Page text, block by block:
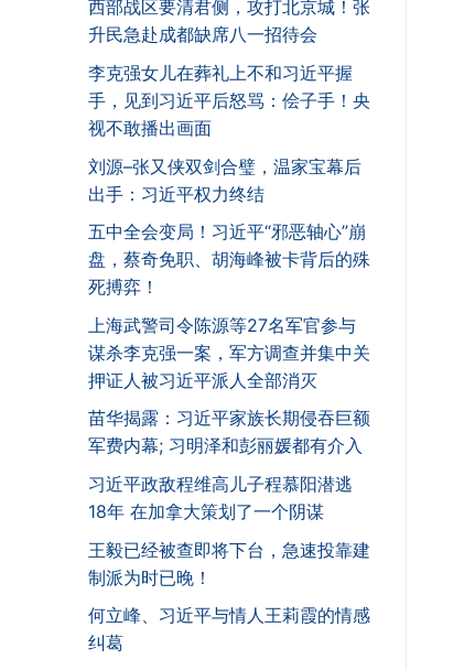
西部战区要清君侧，攻打北京城！张
升民急赴成都缺席八一招待会
李克强女儿在葬礼上不和习近平握
手，见到习近平后怒骂：侩子手！央
视不敢播出画面
刘源–张又侠双剑合璧，温家宝幕后
出手：习近平权力终结
五中全会变局！习近平“邪恶轴心”崩
盘，蔡奇免职、胡海峰被卡背后的殊
死搏弈！
上海武警司令陈源等27名军官参与
谋杀李克强一案，军方调查并集中关
押证人被习近平派人全部消灭
苗华揭露：习近平家族长期侵吞巨额
军费内幕; 习明泽和彭丽媛都有介入
习近平政敌程维高儿子程慕阳潜逃
18年 在加拿大策划了一个阴谋
王毅已经被查即将下台，急速投靠建
制派为时已晚！
何立峰、习近平与情人王莉霞的情感
纠葛